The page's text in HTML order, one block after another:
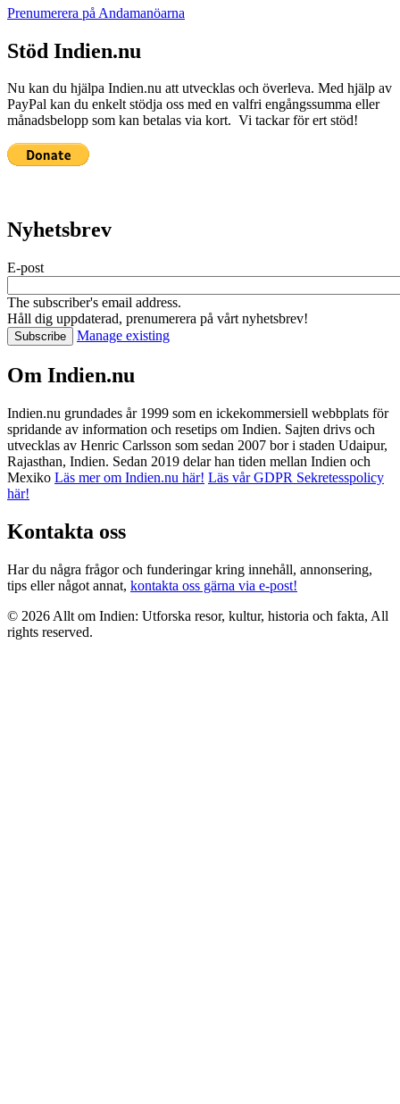
Prenumerera på Andamanöarna
Stöd Indien.nu
Nu kan du hjälpa Indien.nu att utvecklas och överleva. Med hjälp av
PayPal kan du enkelt stödja oss med en valfri engångssumma eller
månadsbelopp som kan betalas via kort. Vi tackar för ert stöd!
Nyhetsbrev
E-post
The subscriber's email address.
Håll dig uppdaterad, prenumerera på vårt nyhetsbrev!
Manage existing
Om Indien.nu
Indien.nu grundades år 1999 som en ickekommersiell webbplats för
spridande av information och resetips om Indien. Sajten drivs och
utvecklas av Henric Carlsson som sedan 2007 bor i staden Udaipur,
Rajasthan, Indien. Sedan 2019 delar han tiden mellan Indien och
Mexiko Läs mer om Indien.nu här! Läs vår GDPR Sekretesspolicy
här!
Kontakta oss
Har du några frågor och funderingar kring innehåll, annonsering,
tips eller något annat, kontakta oss gärna via e-post!
© 2026 Allt om Indien: Utforska resor, kultur, historia och fakta, All
rights reserved.